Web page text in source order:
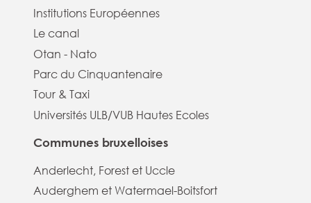
Institutions Européennes
Le canal
Otan - Nato
Parc du Cinquantenaire
Tour & Taxi
Universités ULB/VUB Hautes Ecoles
Communes bruxelloises
Anderlecht, Forest et Uccle
Auderghem et Watermael-Boitsfort